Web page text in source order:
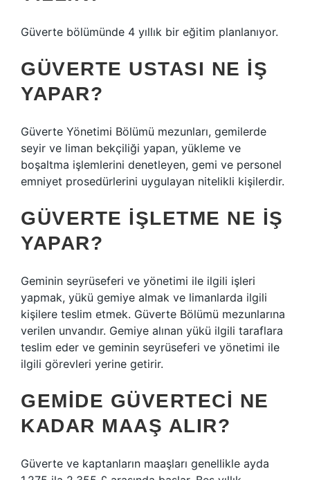
Güverte bölümünde 4 yıllık bir eğitim planlanıyor.
GÜVERTE USTASI NE IŞ
YAPAR?
Güverte Yönetimi Bölümü mezunları, gemilerde
seyir ve liman bekçiliği yapan, yükleme ve
boşaltma işlemlerini denetleyen, gemi ve personel
emniyet prosedürlerini uygulayan nitelikli kişilerdir.
GÜVERTE IŞLETME NE IŞ
YAPAR?
Geminin seyrüseferi ve yönetimi ile ilgili işleri
yapmak, yükü gemiye almak ve limanlarda ilgili
kişilere teslim etmek. Güverte Bölümü mezunlarına
verilen unvandır. Gemiye alınan yükü ilgili taraflara
teslim eder ve geminin seyrüseferi ve yönetimi ile
ilgili görevleri yerine getirir.
GEMIDE GÜVERTECI NE
KADAR MAAŞ ALIR?
Güverte ve kaptanların maaşları genellikle ayda